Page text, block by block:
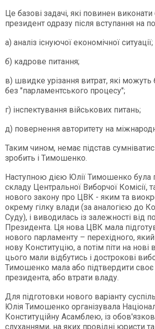
Це базові задачі, які повинен
президент одразу після вступання на
а) аналіз існуючої економічної ситуації;
б) кадрове питання;
в) швидке урізання витрат, які можуть
без "парламентського процесу";
г) інспектування військових питань;
д) повернення авторитету на
Таким чином, немає підстав
зробить і Тимошенко.
Наступною дією Юлії Тимошенко була
складу Центральної Виборчої Комісії,
нового закону про ЦВК - яким та
окрему гілку влади (за аналогією до
Суду), і виводилась із залежності від
Президента. Ця нова ЦВК мала
нового парламенту – перехідного,
нову Конституцію, а потім піти на нові
цього мали відбутись і дострокові
Тимошенко мала або підтвердити своє
президента, або втрати владу.
Для підготовки нового варіанту
Юлія Тимошенко організувала
Конституційну Асамблею, із
слуханнями, на яких провідні юристи